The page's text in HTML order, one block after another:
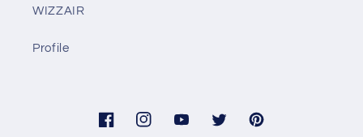
WIZZAIR
Profile
FacebookInstagramYouTubeTwitter Pinterest